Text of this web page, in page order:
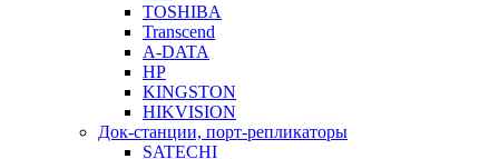
TOSHIBA
Transcend
A-DATA
HP
KINGSTON
HIKVISION
Док-станции, порт-репликаторы
SATECHI